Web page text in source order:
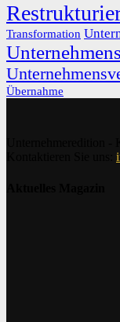
Transformation
Übernahme